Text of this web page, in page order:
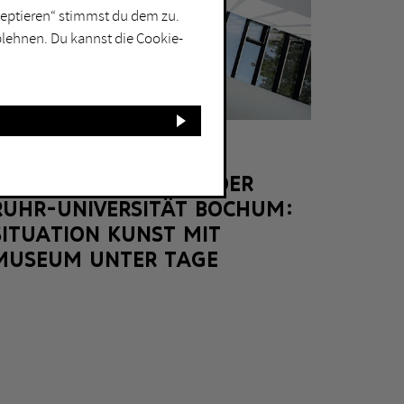
KUNSTSAMMLUNGEN DER
UNIVERSITÄT BOCHUM:
KUNST MIT
UNTER TAGE
stimmst du dem zu.
Du kannst die Cookie-